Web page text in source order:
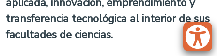
transferencia tecnológica al interior de sus
facultades de ciencias.